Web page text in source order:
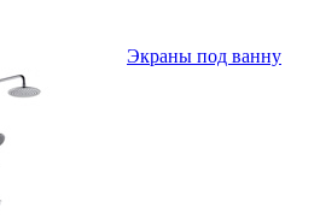
Экраны под ванну